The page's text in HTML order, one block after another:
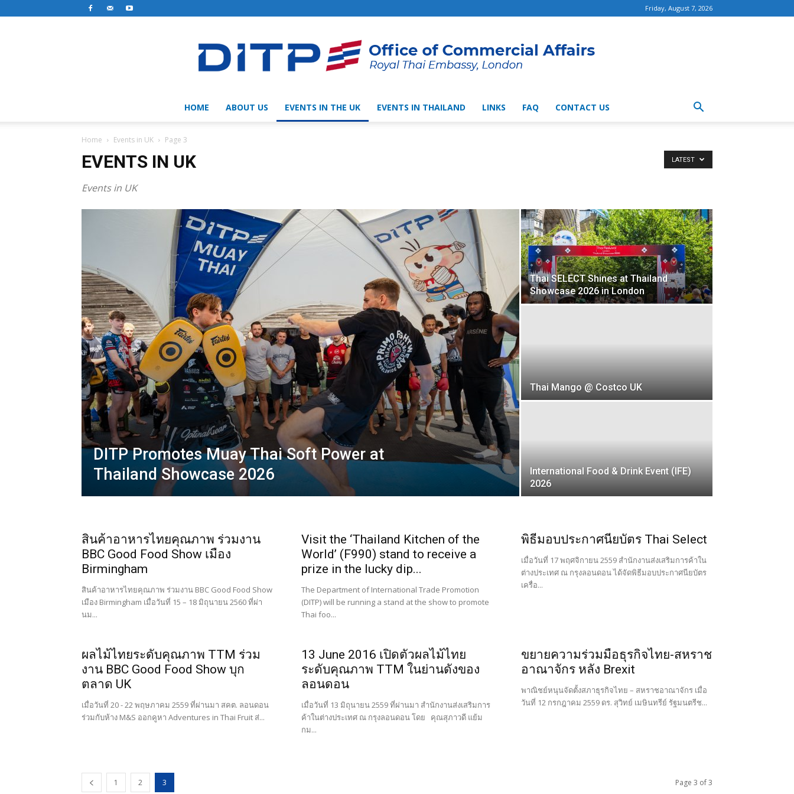
Friday, August 7, 2026
London
HOME ABOUT US EVENTS IN THE UK EVENTS IN THAILAND LINKS FAQ CONTACT US
Home Events in UK Page 3
EVENTS IN UK
Events in UK
LATEST
DITP Promotes Muay Thai Soft Power at
Thailand Showcase 2026
Thai SELECT Shines at Thailand
Showcase 2026 in London
Thai Mango @ Costco UK
International Food & Drink Event (IFE)
2026
สินค้าอาหารไทยคุณภาพ ร่วมงาน
BBC Good Food Show เมือง
Birmingham
สินค้าอาหารไทยคุณภาพ ร่วมงาน BBC Good Food Show
เมือง Birmingham เมื่อวันที่ 15 – 18 มิถุนายน 2560 ที่ผ่า
นม...
Visit the ‘Thailand Kitchen of the
World’ (F990) stand to receive a
prize in the lucky dip...
The Department of International Trade Promotion
(DITP) will be running a stand at the show to promote
Thai foo...
พิธีมอบประกาศนียบัตร Thai Select
เมื่อวันที่ 17 พฤศจิกายน 2559 สำนักงานส่งเสริมการค้าใน
ต่างประเทศ ณ กรุงลอนดอน ได้จัดพิธีมอบประกาศนียบัตร
เครื่อ...
ผลไม้ไทยระดับคุณภาพ TTM ร่วม
งาน BBC Good Food Show บุก
ตลาด UK
เมื่อวันที่ 20 - 22 พฤษภาคม 2559 ที่ผ่านมา สคต. ลอนดอน
ร่วมกับห้าง M&S ออกคูหา Adventures in Thai Fruit ส่...
13 June 2016 เปิดตัวผลไม้ไทย
ระดับคุณภาพ TTM ในย่านดังของ
ลอนดอน
เมื่อวันที่ 13 มิถุนายน 2559 ที่ผ่านมา สำนักงานส่งเสริมการ
ค้าในต่างประเทศ ณ กรุงลอนดอน โดย คุณสุภาวดี แย้ม
กม...
ขยายความร่วมมือธุรกิจไทย-สหราช
อาณาจักร หลัง Brexit
พาณิชย์หนุนจัดตั้งสภาธุรกิจไทย – สหราชอาณาจักร เมื่อ
วันที่ 12 กรกฎาคม 2559 ดร. สุวิทย์ เมษินทรีย์ รัฐมนตรีช...
1 2 3 Page 3 of 3